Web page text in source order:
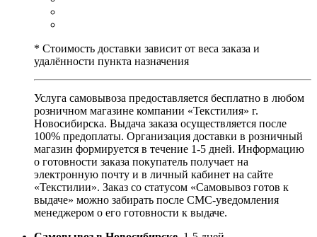
* Стоимость доставки зависит от веса заказа и
удалённости пункта назначения
Услуга самовывоза предоставляется бесплатно в любом
розничном магазине компании «Текстилия» г.
Новосибирска. Выдача заказа осуществляется после
100% предоплаты. Организация доставки в розничный
магазин формируется в течение 1-5 дней. Информацию
о готовности заказа покупатель получает на
электронную почту и в личный кабинет на сайте
«Текстилии». Заказ со статусом «Самовывоз готов к
выдаче» можно забирать после СМС-уведомления
менеджером о его готовности к выдаче.